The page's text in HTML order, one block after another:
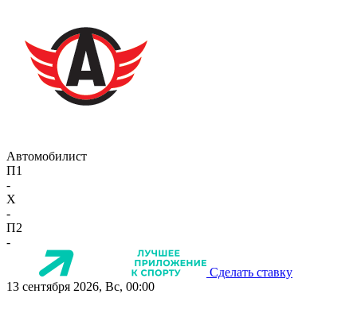
Автомобилист
П1
-
X
-
П2
-
Сделать ставку
13 сентября 2026, Вс, 00:00